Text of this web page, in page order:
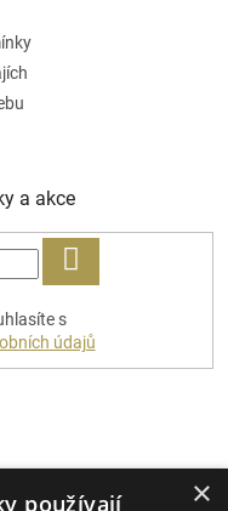
a akce
PŘIHLÁSIT
s
údajů
×
používají